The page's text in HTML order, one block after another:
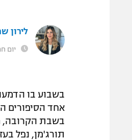
לירון
יום חמישי,
בשבוע בו
אחד הסיפורים
בשבת הקרובה,